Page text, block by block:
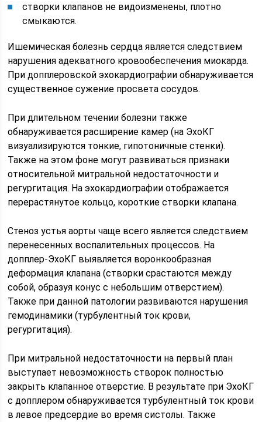
створки клапанов не видоизменены, плотно
смыкаются.
Ишемическая болезнь сердца является следствием
нарушения адекватного кровообеспечения миокарда.
При допплеровской эхокардиографии обнаруживается
существенное сужение просвета сосудов.
При длительном течении болезни также
обнаруживается расширение камер (на ЭхоКГ
визуализируются тонкие, гипотоничные стенки).
Также на этом фоне могут развиваться признаки
относительной митральной недостаточности и
регургитация. На эхокардиографии отображается
перерастянутое кольцо, короткие створки клапана.
Стеноз устья аорты чаще всего является следствием
перенесенных воспалительных процессов. На
допплер-ЭхоКГ выявляется воронкообразная
деформация клапана (створки срастаются между
собой, образуя конус с небольшим отверстием).
Также при данной патологии развиваются нарушения
гемодинамики (турбулентный ток крови,
регургитация).
При митральной недостаточности на первый план
выступает невозможность створок полностью
закрыть клапанное отверстие. В результате при ЭхоКГ
с допплером обнаруживается турбулентный ток крови
в левое предсердие во время систолы. Также